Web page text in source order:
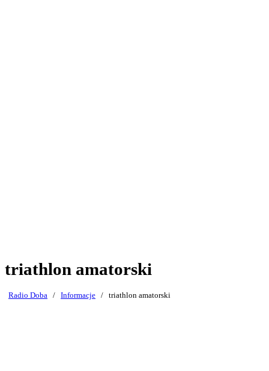
triathlon amatorski
Radio Doba / Informacje / triathlon amatorski